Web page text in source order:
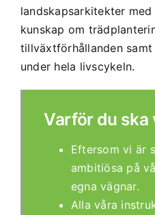
landskapsarkitekter
kunskap om
tillväxtförhållanden
under hela livscykeln.
Varför du ska
Eftersom vi är
ambitiösa på
egna vägnar.
Alla våra